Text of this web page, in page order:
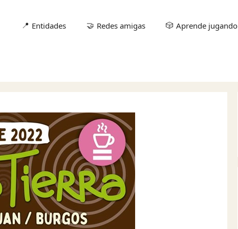
📍 Entidades 🤝 Redes amigas 🎲 Aprende jugando